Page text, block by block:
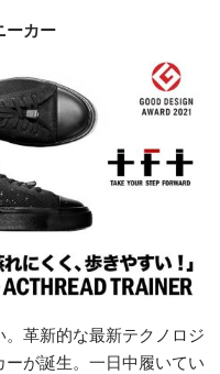
ーカー
革新的な最新テクノロジ
が誕生。一日中履いてい